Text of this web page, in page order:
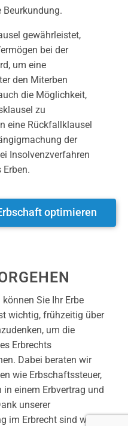
Beurkundung.
gewährleistet,
bei der
um eine
den Miterben
die Möglichkeit,
zu
eine Rückfallklausel
der
Insolvenzverfahren
Erben.
optimieren
Sie Ihr Erbe
wichtig, frühzeitig über
um die
Erbrechts
Dabei beraten wir
wie Erbschaftssteuer,
in einem Erbvertrag und
unserer
im Erbrecht sind wir in